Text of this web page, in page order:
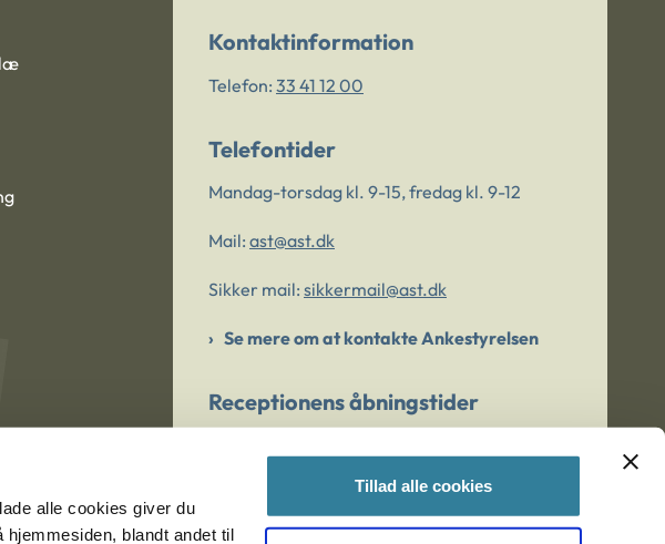
alle cookies giver du
blandt andet til
Tillad alle cookies
Kontaktinformation
Telefon: 33 41 12 00
Telefontider
Mandag-torsdag kl. 9-15, fredag kl. 9-12
Mail: ast@ast.dk
Sikker mail: sikkermail@ast.dk
Se mere om at kontakte Ankestyrelsen
Receptionens åbningstider
Er du bekymret for et barn/en ung?